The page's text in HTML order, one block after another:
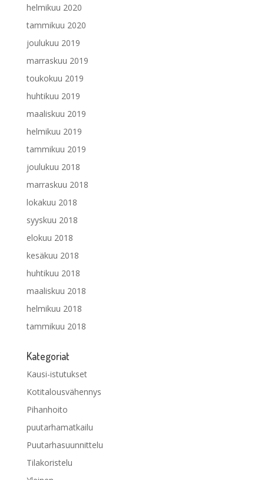
helmikuu 2020
tammikuu 2020
joulukuu 2019
marraskuu 2019
toukokuu 2019
huhtikuu 2019
maaliskuu 2019
helmikuu 2019
tammikuu 2019
joulukuu 2018
marraskuu 2018
lokakuu 2018
syyskuu 2018
elokuu 2018
kesäkuu 2018
huhtikuu 2018
maaliskuu 2018
helmikuu 2018
tammikuu 2018
Kategoriat
Kausi-istutukset
Kotitalousvähennys
Pihanhoito
puutarhamatkailu
Puutarhasuunnittelu
Tilakoristelu